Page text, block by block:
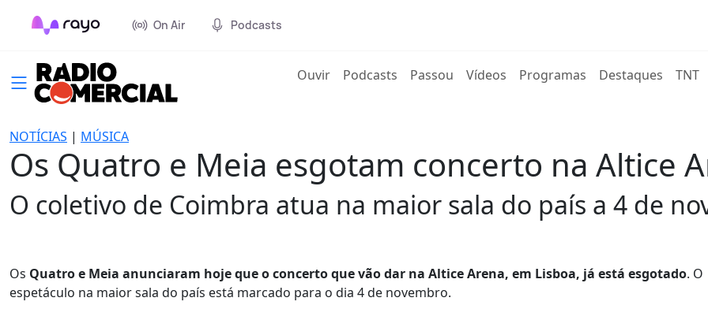
On Air Podcasts
Ouvir(current)
Podcasts Passou Vídeos Programas Destaques TNT
NOTÍCIAS | MÚSICA
Os Quatro e Meia esgotam concerto na Altice
O coletivo de Coimbra atua na maior sala do país a 4 de
Os Quatro e Meia anunciaram hoje que o concerto que vão dar na Altice Arena, em Lisboa, já está esgotado. O
espetáculo na maior sala do país está marcado para o dia 4 de novembro.